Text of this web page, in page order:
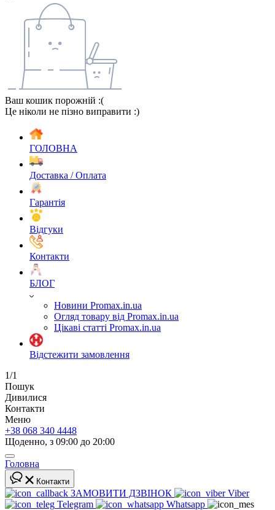
Ваш кошик порожній :(
Це ніколи не пізно виправити :)
ГОЛОВНА
Доставка / Оплата
Гарантія
Відгуки
Контакти
БЛОГ
Новини Promax.in.ua
Огляд товару від Promax.in.ua
Цікаві статті Promax.in.ua
Відстежити замовлення
1/1
Пошук
Дивилися
Контакти
Меню
+38 068 340 4448
Щоденно, з 09:00 до 20:00
Головна
Контакти
ЗАМОВИТИ ДЗВІНОК
Viber
Telegram
Whatsapp